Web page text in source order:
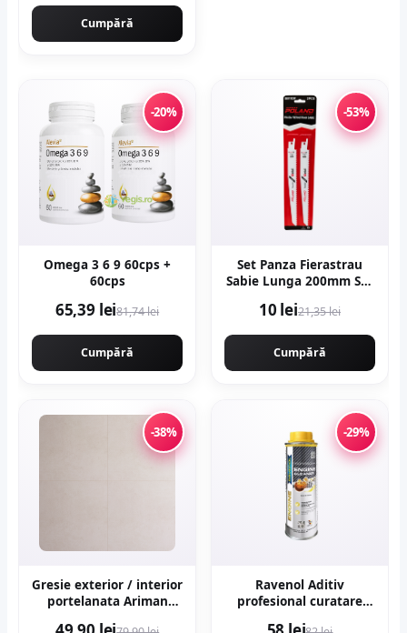
Cumpără
-20%
Omega 3 6 9 60cps +
60cps
65,39 lei81,74 lei
Cumpără
-53%
Set Panza Fierastrau
Sabie Lunga 200mm Set
10 lei21,35 lei
Cumpără
-38%
Gresie exterior / interior
portelanata Ariman
-29%
Ravenol Aditiv
profesional curatare